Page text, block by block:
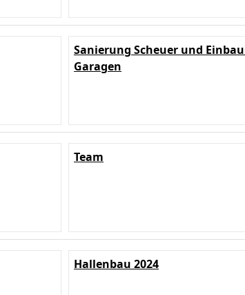
Sanierung Scheuer und
Garagen
Team
Hallenbau 2024